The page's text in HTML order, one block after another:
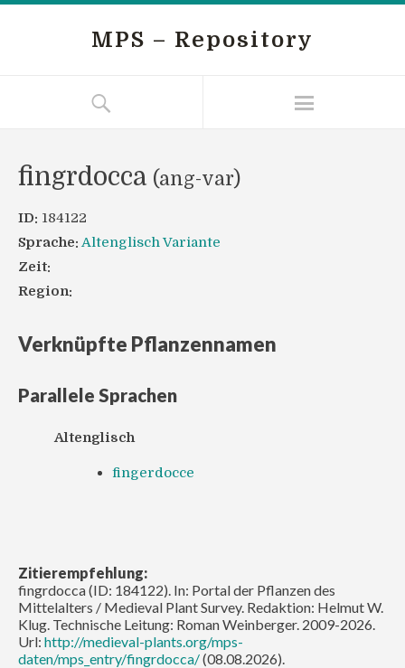
MPS – Repository
fingrdocca (ang-var)
ID: 184122
Sprache: Altenglisch Variante
Zeit:
Region:
Verknüpfte Pflanzennamen
Parallele Sprachen
Altenglisch
fingerdocce
Zitierempfehlung:
fingrdocca (ID: 184122). In: Portal der Pflanzen des
Mittelalters / Medieval Plant Survey. Redaktion: Helmut W.
Klug. Technische Leitung: Roman Weinberger. 2009-2026.
Url: http://medieval-plants.org/mps-
daten/mps_entry/fingrdocca/(08.08.2026).